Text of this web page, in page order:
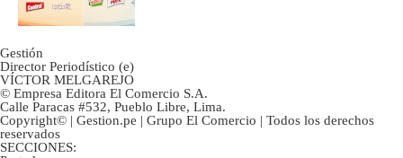
Gestión
Director Periodístico (e)
VÍCTOR MELGAREJO
© Empresa Editora El Comercio S.A.
Calle Paracas #532, Pueblo Libre, Lima.
Copyright© | Gestion.pe | Grupo El Comercio | Todos los derechos
reservados
SECCIONES: